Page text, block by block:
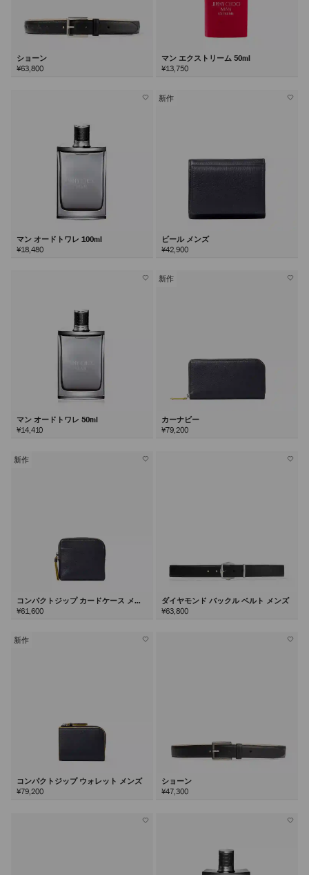
ショーン
¥63,800
マン エクストリーム 50ml
¥13,750
マン オードトワレ 100ml
¥18,480
新作
ビール メンズ
¥42,900
マン オードトワレ 50ml
¥14,410
新作
カーナビー
¥79,200
新作
コンパクトジップ カードケース メン
ズ
¥61,600
ダイヤモンド バックル ベルト メンズ
¥63,800
新作
コンパクトジップ ウォレット メンズ
¥79,200
ショーン
¥47,300